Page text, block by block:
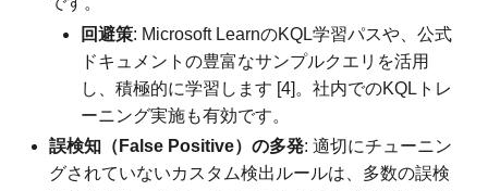
回避策: Microsoft LearnのKQL学習パスや、公式
ドキュメントの豊富なサンプルクエリを活用
し、積極的に学習します [4]。社内でのKQLトレ
ーニング実施も有効です。
誤検知（False Positive）の多発: 適切にチューニン
グされていないカスタム検出ルールは、多数の誤検